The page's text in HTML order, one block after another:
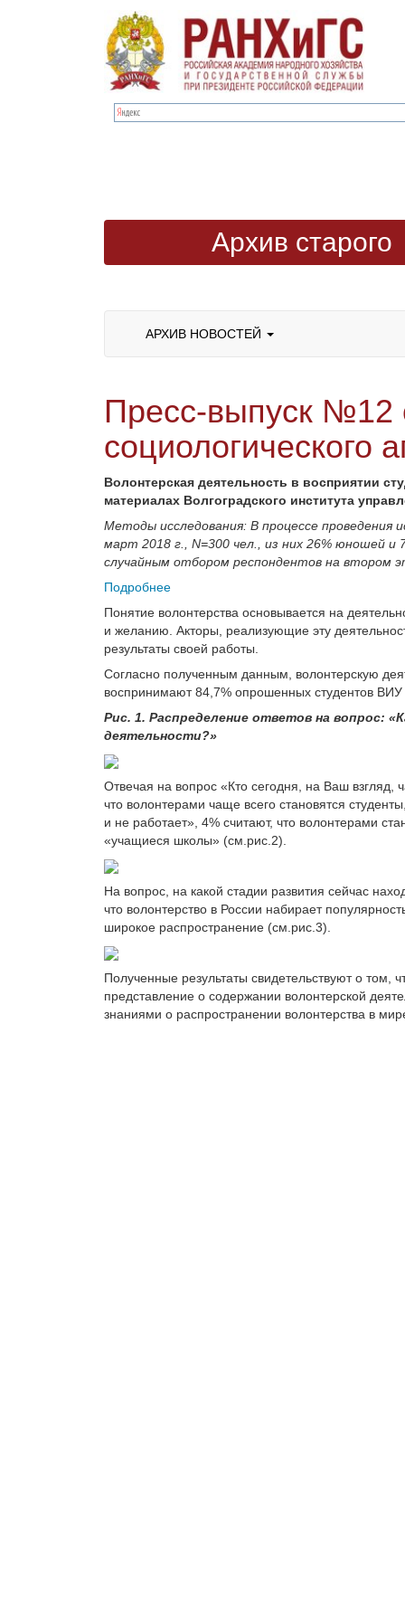
Архив старого
АРХИВ НОВОСТЕЙ
Пресс-выпуск №12
социологического
Волонтерская деятельность в восприятии
материалах Волгоградского института
Методы исследования: В процессе проведения
март 2018 г., N=300 чел., из них 26% юношей и
случайным отбором респондентов на втором
Подробнее
Понятие волонтерства основывается на
и желанию. Акторы, реализующие эту
результаты своей работы.
Согласно полученным данным, волонтерскую
воспринимают 84,7% опрошенных студентов
Рис. 1. Распределение ответов на вопрос:
деятельности?»
Отвечая на вопрос «Кто сегодня, на Ваш взгляд,
что волонтерами чаще всего становятся
и не работает», 4% считают, что волонтерами
«учащиеся школы» (см.рис.2).
На вопрос, на какой стадии развития сейчас
что волонтерство в России набирает
широкое распространение (см.рис.3).
Полученные результаты свидетельствуют о том,
представление о содержании волонтерской
знаниями о распространении волонтерства в